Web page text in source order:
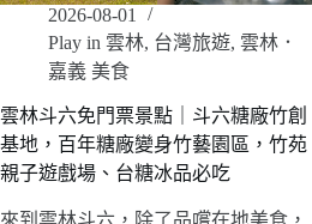
2026-08-01
Play in 雲林, 台灣旅遊, 雲林．
嘉義 美食
雲林斗六免門票景點｜斗六糖廠竹創
基地，百年糖廠變身竹藝園區，竹苑
親子遊戲場、台糖冰品必吃
來到雲林斗六，除了品嚐在地美食，